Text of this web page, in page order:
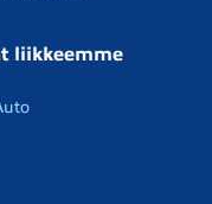
liikkeemme